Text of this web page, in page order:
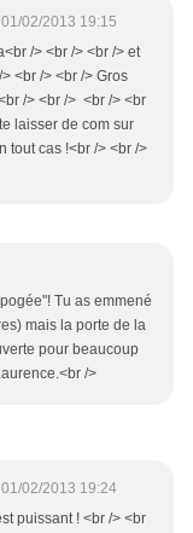
01/02/2013 19:15
/> <br /> <br /> et
<br /> <br /> Gros
/> <br /> <br /> <br
laisser de com sur
tout cas !<br /> <br />
Tu as emmené
mais la porte de la
pour beaucoup
/>
01/02/2013 19:24
puissant ! <br /> <br